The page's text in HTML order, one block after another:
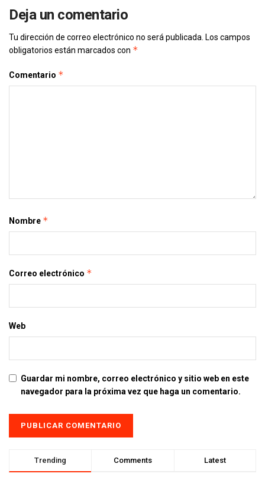
Deja un comentario
Tu dirección de correo electrónico no será publicada. Los campos
obligatorios están marcados con *
Comentario *
Nombre *
Correo electrónico *
Web
Guardar mi nombre, correo electrónico y sitio web en este
navegador para la próxima vez que haga un comentario.
Trending Comments Latest